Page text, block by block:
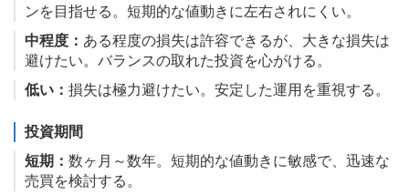
ンを目指せる。短期的な値動きに左右されにくい。
中程度： ある程度の損失は許容できるが、大きな損失は
避けたい。バランスの取れた投資を心がける。
低い： 損失は極力避けたい。安定した運用を重視する。
投資期間
短期： 数ヶ月～数年。短期的な値動きに敏感で、迅速な
売買を検討する。